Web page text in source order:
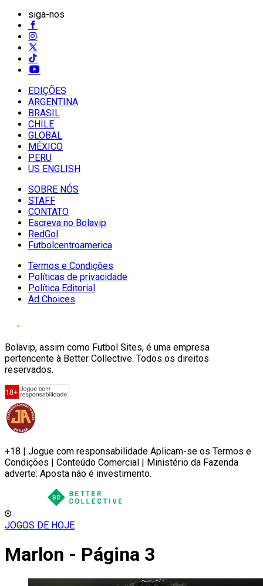
siga-nos
EDIÇÕES
ARGENTINA
BRASIL
CHILE
GLOBAL
MÉXICO
PERU
US ENGLISH
SOBRE NÓS
STAFF
CONTATO
Escreva no Bolavip
RedGol
Futbolcentroamerica
Termos e Condições
Políticas de privacidade
Política Editorial
Ad Choices
Bolavip, assim como Futbol Sites, é uma empresa
pertencente à Better Collective. Todos os direitos
reservados.
+18 | Jogue com responsabilidade Aplicam-se os Termos e
Condições | Conteúdo Comercial | Ministério da Fazenda
adverte: Aposta não é investimento.
JOGOS DE HOJE
Marlon - Página 3